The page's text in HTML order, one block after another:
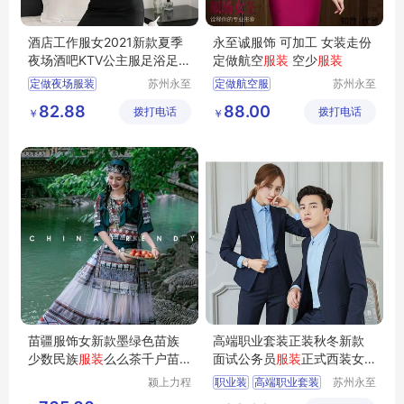
酒店工作服女2021新款夏季
夜场酒吧KTV公主服足浴足疗
技师服套装
定做夜场服装
KTV服装 小姐服装
苏州永至
限公司
￥ 82.88 拨打电话
永至诚服饰 可加工 女装走份
定做航空服装 空少服装
定做航空服
东方航空服定做
苏州永至
限公司
￥ 88.00 拨打电话
苗疆服饰女新款墨绿色苗族
少数民族服装么么茶千户苗
颍上力程
高端职业套装正装秋冬新款
面试公务员服装正式西装女
工作装
职业装 高端职业套装
苏州永至